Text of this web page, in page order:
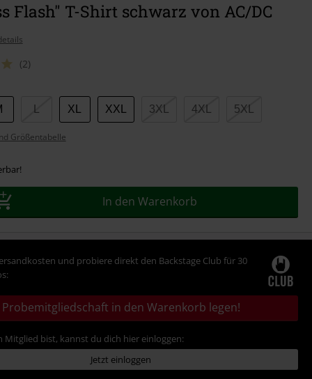
Flash" T-Shirt schwarz von AC/DC
(2)
XL XXL 3XL 4XL 5XL
Größentabelle
In den Warenkorb
und probiere direkt den Backstage Club für 30
Probemitgliedschaft in den Warenkorb legen!
Mitglied bist, kannst du dich hier einloggen:
Jetzt einloggen